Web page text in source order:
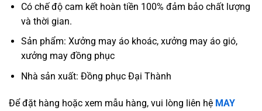
Có chế độ cam kết hoàn tiền 100% đảm bảo chất lượng
và thời gian.
Sản phẩm: Xưởng may áo khoác, xưởng may áo gió,
xưởng may đồng phục
Nhà sản xuất: Đồng phục Đại Thành
Để đặt hàng hoặc xem mẫu hàng, vui lòng liên hệ MAY